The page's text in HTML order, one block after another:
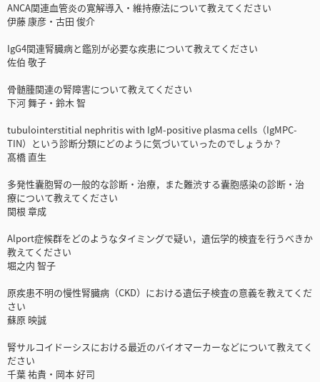
ANCA関連血管炎の寛解導入・維持療法について教えてください
伊藤 康彦・古田 俊介
IgG4関連腎臓病と鑑別が必要な疾患について教えてください
佐伯 敬子
骨髄腫関連の腎障害について教えてください
下河 舞子・鈴木 智
tubulointerstitial nephritis with IgM-positive plasma cells（IgMPC-
TIN）という診断分類にどのように気づいていったのでしょうか？
髙橋 直生
多発性囊胞腎の一般的な診断・治療，また難渋する囊胞感染の診断・治
療について教えてください
関根 章成
Alport症候群をどのようなタイミングで疑い，遺伝学的検査を行うべきか
教えてください
堀之内 智子
原疾患不明の慢性腎臓病（CKD）における遺伝子検査の意義を教えてくだ
さい
蘇原 映誠
腎サルコイドーシスにおける最近のバイオマーカーなどについて教えてく
ださい
千葉 祐貴・岡本 好司